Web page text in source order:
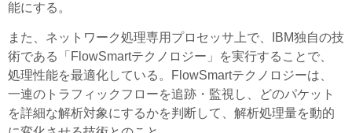
能にする。
また、ネットワーク処理専用プロセッサ上で、IBM独自の技
術である「FlowSmartテクノロジー」を実行することで、
処理性能を最適化している。FlowSmartテクノロジーは、
一連のトラフィックフローを追跡・監視し、どのパケット
を詳細な解析対象にするかを判断して、解析処理量を動的